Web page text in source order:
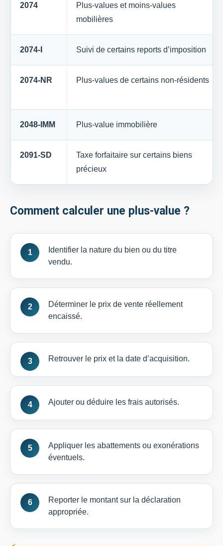
2074
Plus-values et moins-values
mobilières
2074-I Suivi de certains reports d’imposition
2074-NR Plus-values de certains non-résidents
2048-IMM Plus-value immobilière
2091-SD
Taxe forfaitaire sur certains biens
précieux
Comment calculer une plus-value ?
Identifier la nature du bien ou du titre
vendu.
Déterminer le prix de vente réellement
encaissé.
Retrouver le prix et la date d’acquisition.
Ajouter ou déduire les frais autorisés.
Appliquer les abattements ou exonérations
éventuels.
Reporter le montant sur la déclaration
appropriée.